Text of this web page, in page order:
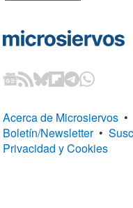
Acerca de Microsiervos •
Boletín/Newsletter •
Privacidad y Cookies